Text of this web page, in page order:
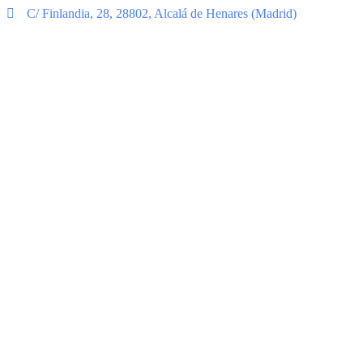
C/ Finlandia, 28, 28802, Alcalá de Henares (Madrid)